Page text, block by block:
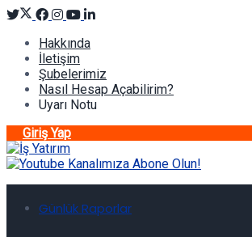
Hakkında
İletişim
Şubelerimiz
Nasıl Hesap Açabilirim?
Uyarı Notu
Giriş Yap
Günlük Raporlar